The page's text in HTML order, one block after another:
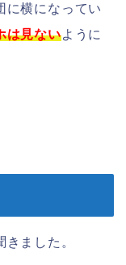
に横になってい
は見ないように
ました。